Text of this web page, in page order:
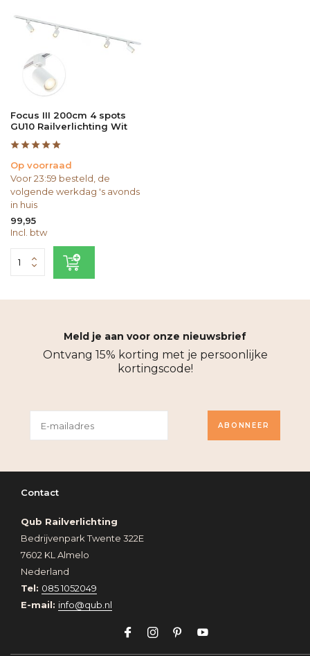
Focus III 200cm 4 spots
GU10 Railverlichting Wit
Op voorraad
Voor 23:59 besteld, de
volgende werkdag 's avonds
in huis
99,95
Incl. btw
Meld je aan voor onze nieuwsbrief
Ontvang 15% korting met je persoonlijke
kortingscode!
ABONNEER
Contact
Qub Railverlichting
Bedrijvenpark Twente 322E
7602 KL Almelo
Nederland
Tel: 085 1052049
E-mail: info@qub.nl